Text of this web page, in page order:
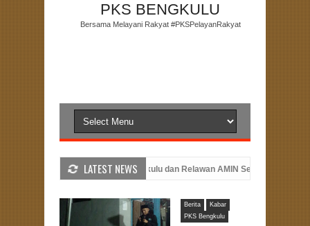
PKS BENGKULU
Bersama Melayani Rakyat #PKSPelayanRakyat
LATEST NEWS
Utara PKS Bengkulu dan Relawan AMIN Serahkan Dukungan
PKS Bengkulu Memperingati Hari Kemerdekaan dengan Peluncuran
Berita
Kabar
PKS Bengkulu